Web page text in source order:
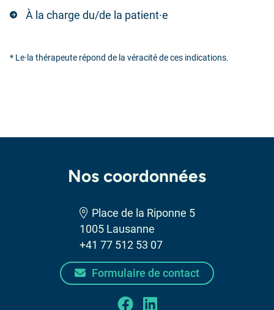
À la charge du/de la patient·e
* Le·la thérapeute répond de la véracité de ces indications.
Nos coordonnées
Place de la Riponne 5
1005 Lausanne
+41 77 512 53 07
Formulaire de contact
facebook
linkedin